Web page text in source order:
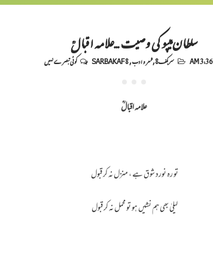
سلطان ٹیپو کی وصیت ...علامہ اقبالؒ
3:36 AM سربکف8 ,شعر و ادب,
SARBAKAF 8 کوئی تبصرے نہیں
علامہ اقبالؒ
تو رہ نورد شوق ہے ، منزل نہ کر قبول
لیلیٰ بھی ہم نشیں ہو تو محمل نہ کر قبول